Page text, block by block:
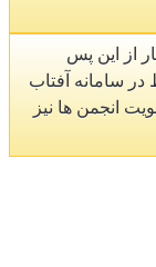
از این پس
سامانه آفتاب
انجمن ها نیز